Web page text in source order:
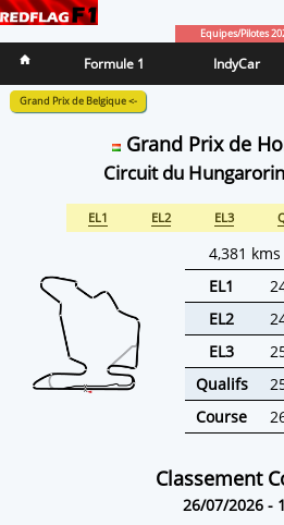
Equipes/Pilotes
Formule 1 IndyCar
Grand Prix de Belgique <-
Grand Prix de
Circuit du
EL1 EL2 EL3
4,381
EL1
EL2
EL3
Qualifs
Course
Classement
26/07/2026 -